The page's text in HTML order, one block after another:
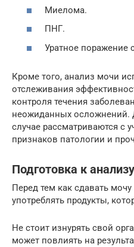
Миелома.
ПНГ.
Уратное поражение
Кроме того, анализ мочи
отслеживания
контроля течения
неожиданных
случае рассматриваются с
признаков патологии и
Подготовка к анализу
Перед тем как сдавать
употреблять продукты,
Не стоит изнурять свой
может повлиять на